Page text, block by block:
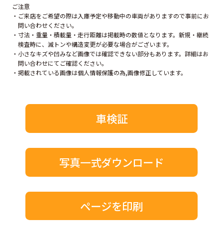
車検証
写真一式ダウンロード
ページを印刷
ご注意
ご来店をご希望の際は入庫予定や移動中の車両がありますので事前にお
問い合わせください。
寸法・重量・積載量・走行距離は掲載時の数値となります。新規・継続
検査時に、減トンや構造変更が必要な場合がございます。
小さなキズや凹みなど画像では確認できない部分もあります。詳細はお
問い合わせにてご確認ください。
掲載されている画像は個人情報保護の為,画像修正しています。